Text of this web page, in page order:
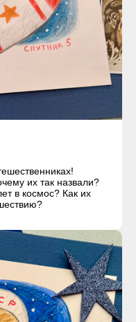
их так назвали?
в космос? Как их